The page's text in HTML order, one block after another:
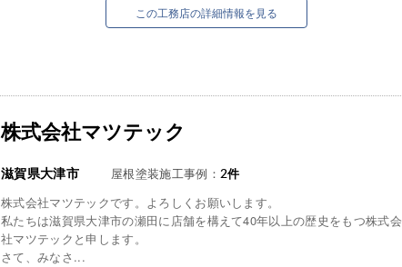
この工務店の詳細情報を見る
株式会社マツテック
滋賀県大津市 屋根塗装施工事例：2件
株式会社マツテックです。よろしくお願いします。
私たちは滋賀県大津市の瀬田に店舗を構えて40年以上の歴史をもつ株式会
社マツテックと申します。
さて、みなさ...